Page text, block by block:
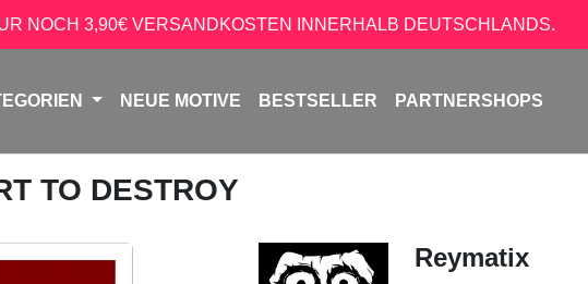
NOCH 3,90€ VERSANDKOSTEN INNERHALB DEUTSCHLANDS.
NEUE MOTIVE BESTSELLER PARTNERSHOPS
TO DESTROY
Reymatix